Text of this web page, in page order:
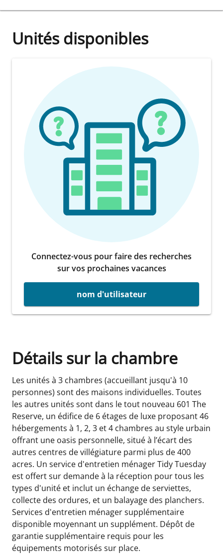
Unités disponibles
Connectez-vous pour faire des recherches
sur vos prochaines vacances
nom d'utilisateur
Détails sur la chambre
Les unités à 3 chambres (accueillant jusqu'à 10
personnes) sont des maisons individuelles. Toutes
les autres unités sont dans le tout nouveau 601 The
Reserve, un édifice de 6 étages de luxe proposant 46
hébergements à 1, 2, 3 et 4 chambres au style urbain
offrant une oasis personnelle, situé à l’écart des
autres centres de villégiature parmi plus de 400
acres. Un service d'entretien ménager Tidy Tuesday
est offert sur demande à la réception pour tous les
types d'unité et inclut un échange de serviettes,
collecte des ordures, et un balayage des planchers.
Services d'entretien ménager supplémentaire
disponible moyennant un supplément. Dépôt de
garantie supplémentaire requis pour les
équipements motorisés sur place.